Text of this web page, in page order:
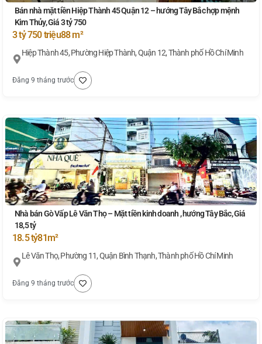
Bán nhà mặt tiền Hiệp Thành 45 Quận 12 – hướng Tây Bắc hợp mệnh
Kim Thủy, Giá 3 tỷ 750
3 tỷ 750 triệu88 m²
Hiệp Thành 45, Phường Hiệp Thành, Quận 12, Thành phố Hồ Chí Minh
Đăng 9 tháng trước
Nhà bán Gò Vấp Lê Văn Thọ – Mặt tiền kinh doanh , hướng Tây Bắc, Giá
18,5 tỷ
18.5 tỷ81m²
Lê Văn Thọ, Phường 11, Quận Bình Thạnh, Thành phố Hồ Chí Minh
Đăng 9 tháng trước